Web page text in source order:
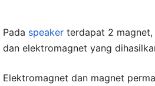
Pada speaker terdapat 2
dan elektromagnet yang
Elektromagnet dan magnet